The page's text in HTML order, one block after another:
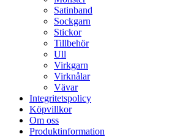
Satinband
Sockgarn
Stickor
Tillbehör
Ull
Virkgarn
Virknålar
Vävar
Integritetspolicy
Köpvillkor
Om oss
Produktinformation